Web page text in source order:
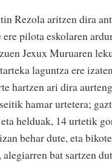
Rezola aritzen dira
pilota eskolaren
Jexux Muruaren
laguntza ere
hartzen ari dira
hamar urtetera;
helduak, 14 urtetik
behar dute, eta
bat sartzen